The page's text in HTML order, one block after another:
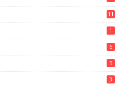
11
1
6
5
3